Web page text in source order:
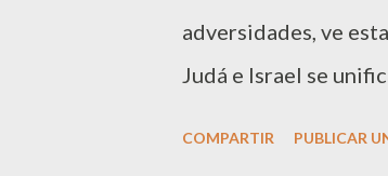
adversidades, ve
Judá e Israel se
COMPARTIR PUBLICAR